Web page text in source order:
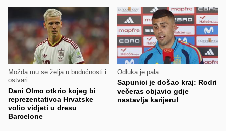
Možda mu se želja u budućnosti i
ostvari
Dani Olmo otkrio kojeg bi
reprezentativca Hrvatske
volio vidjeti u dresu
Barcelone
Odluka je pala
Sapunici je došao kraj: Rodri
večeras objavio gdje
nastavlja karijeru!